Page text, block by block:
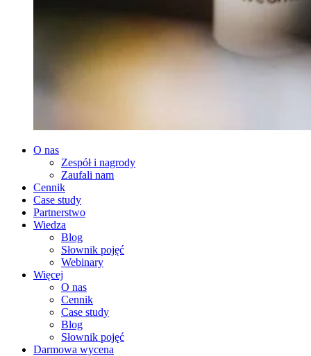
O nas
Zespół i nagrody
Zaufali nam
Cennik
Case study
Partnerstwo
Wiedza
Blog
Słownik pojęć
Webinary
Więcej
O nas
Cennik
Case study
Blog
Słownik pojęć
Darmowa wycena